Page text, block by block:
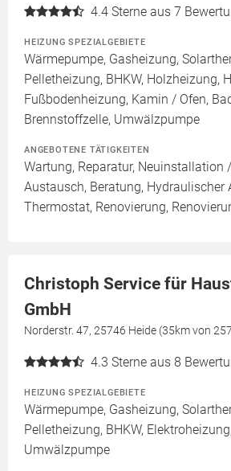
4.4 Sterne aus 7
HEIZUNG SPEZIALGEBIETE
Wärmepumpe, Gasheizung,
Pelletheizung, BHKW, Holzheizung,
Fußbodenheizung, Kamin / Ofen,
Brennstoffzelle, Umwälzpumpe
ANGEBOTENE TÄTIGKEITEN
Wartung, Reparatur, Neuinstallation
Austausch, Beratung, Hydraulischer
Thermostat, Renovierung,
Christoph Service für
GmbH
Norderstr. 47, 25746 Heide (35km von
4.3 Sterne aus 8
HEIZUNG SPEZIALGEBIETE
Wärmepumpe, Gasheizung,
Pelletheizung, BHKW,
Umwälzpumpe